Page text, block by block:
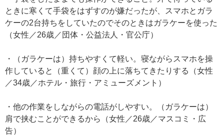
ときに寒くて手袋をはずすのが嫌だったが、スマホとガラ
ケーの2台持ちをしていたのでそのときはガラケーを使った
（女性／26歳／団体・公益法人・官公庁）
・（ガラケーは）持ちやすくて軽い。寝ながらスマホを操
作していると（重くて）顔の上に落ちてきたりする（女性
／34歳／ホテル・旅行・アミューズメント）
・他の作業をしながらの電話がしやすい。（ガラケーは）
肩で挟むことができるから（女性／26歳／マスコミ・広
告）